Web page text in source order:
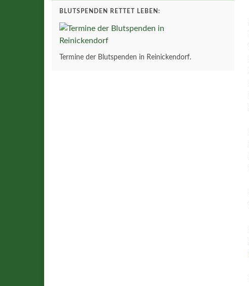
BLUTSPENDEN RETTET LEBEN:
Termine der Blutspenden in Reinickendorf.